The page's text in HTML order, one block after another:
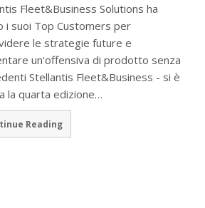
Fleet&Business Solutions ha
i suoi Top Customers per
le strategie future e
un'offensiva di prodotto senza
Stellantis Fleet&Business - si è
la quarta edizione…
Reading